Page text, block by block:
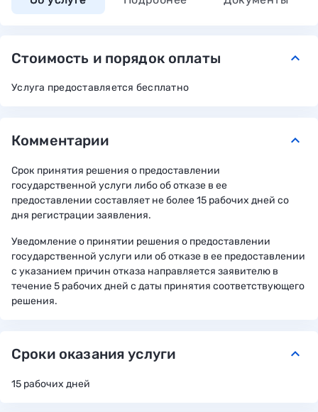
Стоимость и порядок оплаты keyboard_arrow_down
Услуга предоставляется бесплатно
Комментарии keyboard_arrow_down
Срок принятия решения о предоставлении
государственной услуги либо об отказе в ее
предоставлении составляет не более 15 рабочих дней со
дня регистрации заявления.
Уведомление о принятии решения о предоставлении
государственной услуги или об отказе в ее предоставлении
с указанием причин отказа направляется заявителю в
течение 5 рабочих дней с даты принятия соответствующего
решения.
Сроки оказания услуги keyboard_arrow_down
15 рабочих дней